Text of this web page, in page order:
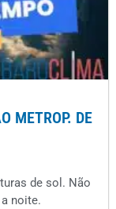
METROP. DE
de sol. Não
noite.